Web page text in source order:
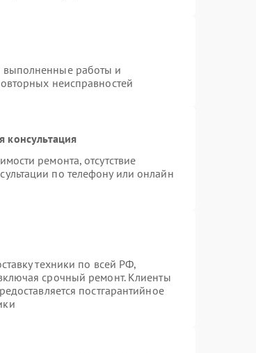
выполненные работы и
неисправностей
консультация
ремонта, отсутствие
по телефону или онлайн
техники по всей РФ,
срочный ремонт. Клиенты
постгарантийное